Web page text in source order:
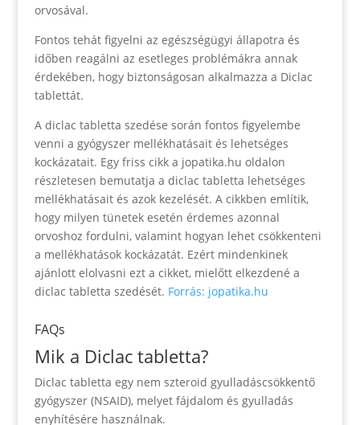
orvosával.
Fontos tehát figyelni az egészségügyi állapotra és
időben reagálni az esetleges problémákra annak
érdekében, hogy biztonságosan alkalmazza a Diclac
tablettát.
A diclac tabletta szedése során fontos figyelembe
venni a gyógyszer mellékhatásait és lehetséges
kockázatait. Egy friss cikk a jopatika.hu oldalon
részletesen bemutatja a diclac tabletta lehetséges
mellékhatásait és azok kezelését. A cikkben említik,
hogy milyen tünetek esetén érdemes azonnal
orvoshoz fordulni, valamint hogyan lehet csökkenteni
a mellékhatások kockázatát. Ezért mindenkinek
ajánlott elolvasni ezt a cikket, mielőtt elkezdené a
diclac tabletta szedését. Forrás: jopatika.hu
FAQs
Mik a Diclac tabletta?
Diclac tabletta egy nem szteroid gyulladáscsökkentő
gyógyszer (NSAID), melyet fájdalom és gyulladás
enyhítésére használnak.